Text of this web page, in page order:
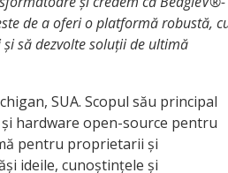
de a oferi o platformă robustă,
să dezvolte soluții de ultimă
SUA. Scopul său principal
hardware open-source pentru
pentru proprietarii și
ideile, cunoștințele și